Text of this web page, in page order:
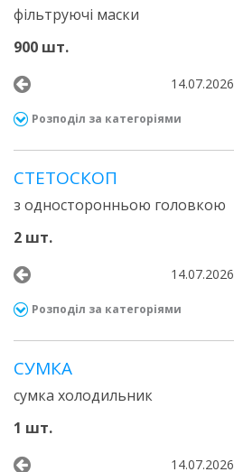
фільтруючі маски
900 шт.
14.07.2026
Розподіл за категоріями
СТЕТОСКОП
з односторонньою головкою
2 шт.
14.07.2026
Розподіл за категоріями
СУМКА
сумка холодильник
1 шт.
14.07.2026